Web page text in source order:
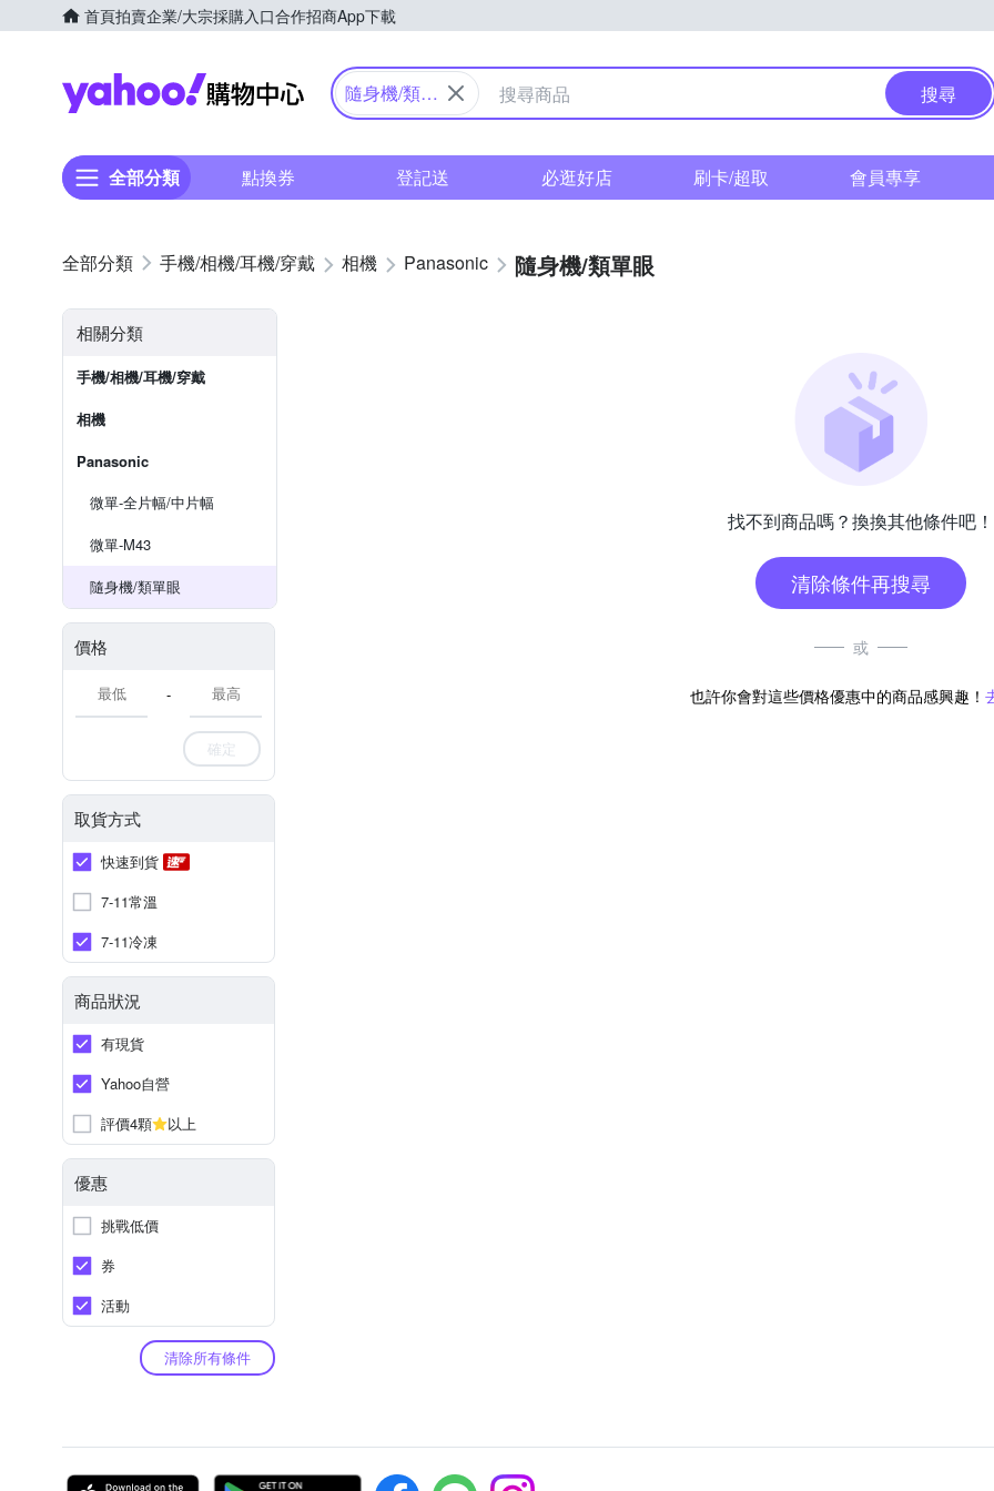
首頁拍賣企業/大宗採購入口合作招商App下載
Yahoo購物中心
隨身機/類單
搜尋
全部分類 點換券 登記送 必逛好店 刷卡/超取 會員專享
手機/相機/耳機/穿戴 相機 Panasonic 隨身機/類單眼
相關分類
手機/相機/耳機/穿戴
相機
Panasonic
微單-全片幅/中片幅
微單-M43
隨身機/類單眼
價格
-
確定
取貨方式
快速到貨
7-11常溫
7-11冷凍
商品狀況
有現貨
Yahoo自營
評價4顆
以上
優惠
挑戰低價
券
活動
清除所有條件
找不到商品嗎？換換其他條件吧！
清除條件再搜尋
或
也許你會對這些價格優惠中的商品感興趣！